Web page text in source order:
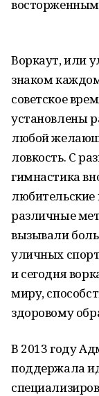
Воркаут, или
знаком
советское
установлены
любой
ловкость. С
гимнастика
любительские
различные
вызывали
уличных
и сегодня
миру,
здоровому
В 2013 году
поддержала